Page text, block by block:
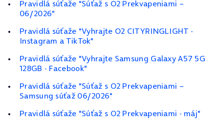
Pravidlá súťaže "Súťaž s O2 Prekvapeniami –
06/2026"
Pravidlá súťaže "Vyhrajte O2 CITYRINGLIGHT -
Instagram a TikTok"
Pravidlá súťaže "Vyhrajte Samsung Galaxy A57 5G
128GB - Facebook"
Pravidlá súťaže "Súťaž s O2 Prekvapeniami –
Samsung súťaž 06/2026"
Pravidlá súťaže "Súťaž s O2 Prekvapeniami - máj"